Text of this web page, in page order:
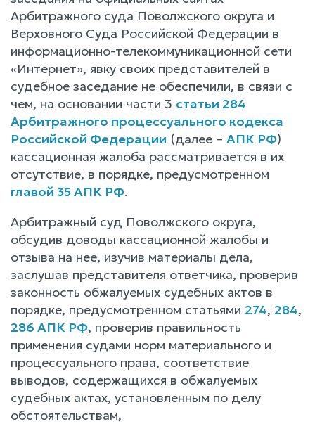
Арбитражного суда Поволжского округа и
Верховного Суда Российской Федерации в
информационно-телекоммуникационной сети
«Интернет», явку своих представителей в
судебное заседание не обеспечили, в связи с
чем, на основании части 3 статьи 284
Арбитражного процессуального кодекса
Российской Федерации (далее – АПК РФ)
кассационная жалоба рассматривается в их
отсутствие, в порядке, предусмотренном
главой 35 АПК РФ.
Арбитражный суд Поволжского округа,
обсудив доводы кассационной жалобы и
отзыва на нее, изучив материалы дела,
заслушав представителя ответчика, проверив
законность обжалуемых судебных актов в
порядке, предусмотренном статьями 274, 284,
286 АПК РФ, проверив правильность
применения судами норм материального и
процессуального права, соответствие
выводов, содержащихся в обжалуемых
судебных актах, установленным по делу
обстоятельствам,